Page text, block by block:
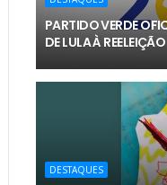
PARTIDO VERDE
DE LULA À REELEIÇÃO
DESTAQUES